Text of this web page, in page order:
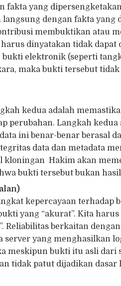
fakta yang
dengan fakta yang
membuktikan atau
dinyatakan tidak dapat
bukti elektronik (seperti
maka bukti tersebut
kedua adalah
perubahan. Langkah kedua
ini benar-benar berasal
data dan metadata
kloningan Hakim akan
bukti tersebut bukan hasil
kepercayaan terhadap
yang “akurat”. Kita
Reliabilitas berkaitan
yang menghasilkan
meskipun bukti itu asli dari
tidak patut dijadikan dasar